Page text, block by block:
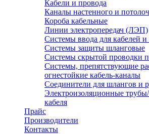
Кабели и провода
Каналы настенного и
Короба кабельные
Линии электропередач (ЛЭП)
Системы ввода для кабелей и
Системы защиты шланговые
Системы скрытой проводки
Системы, препятствующие
огнестойкие кабель-каналы
Соединители для шлангов и
Электроизоляционные
кабеля
Прайс
Производители
Контакты